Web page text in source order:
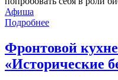
Афиша
Подробнее
Фронтовой
«Исторические